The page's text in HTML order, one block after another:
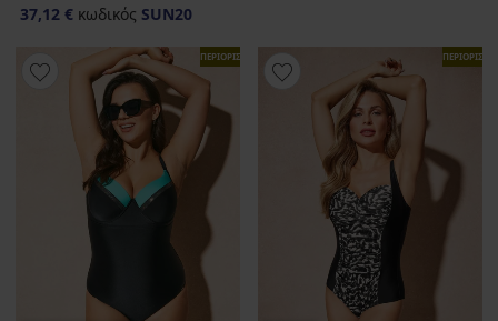
37,12 € κωδικός SUN20
ΠΕΡΙΟΡΙΣΜΕΝΑ